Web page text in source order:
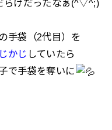
らけだったなぁ(^▽^;)
手袋（2代目）を
かじ していたら
で手袋を奪いに